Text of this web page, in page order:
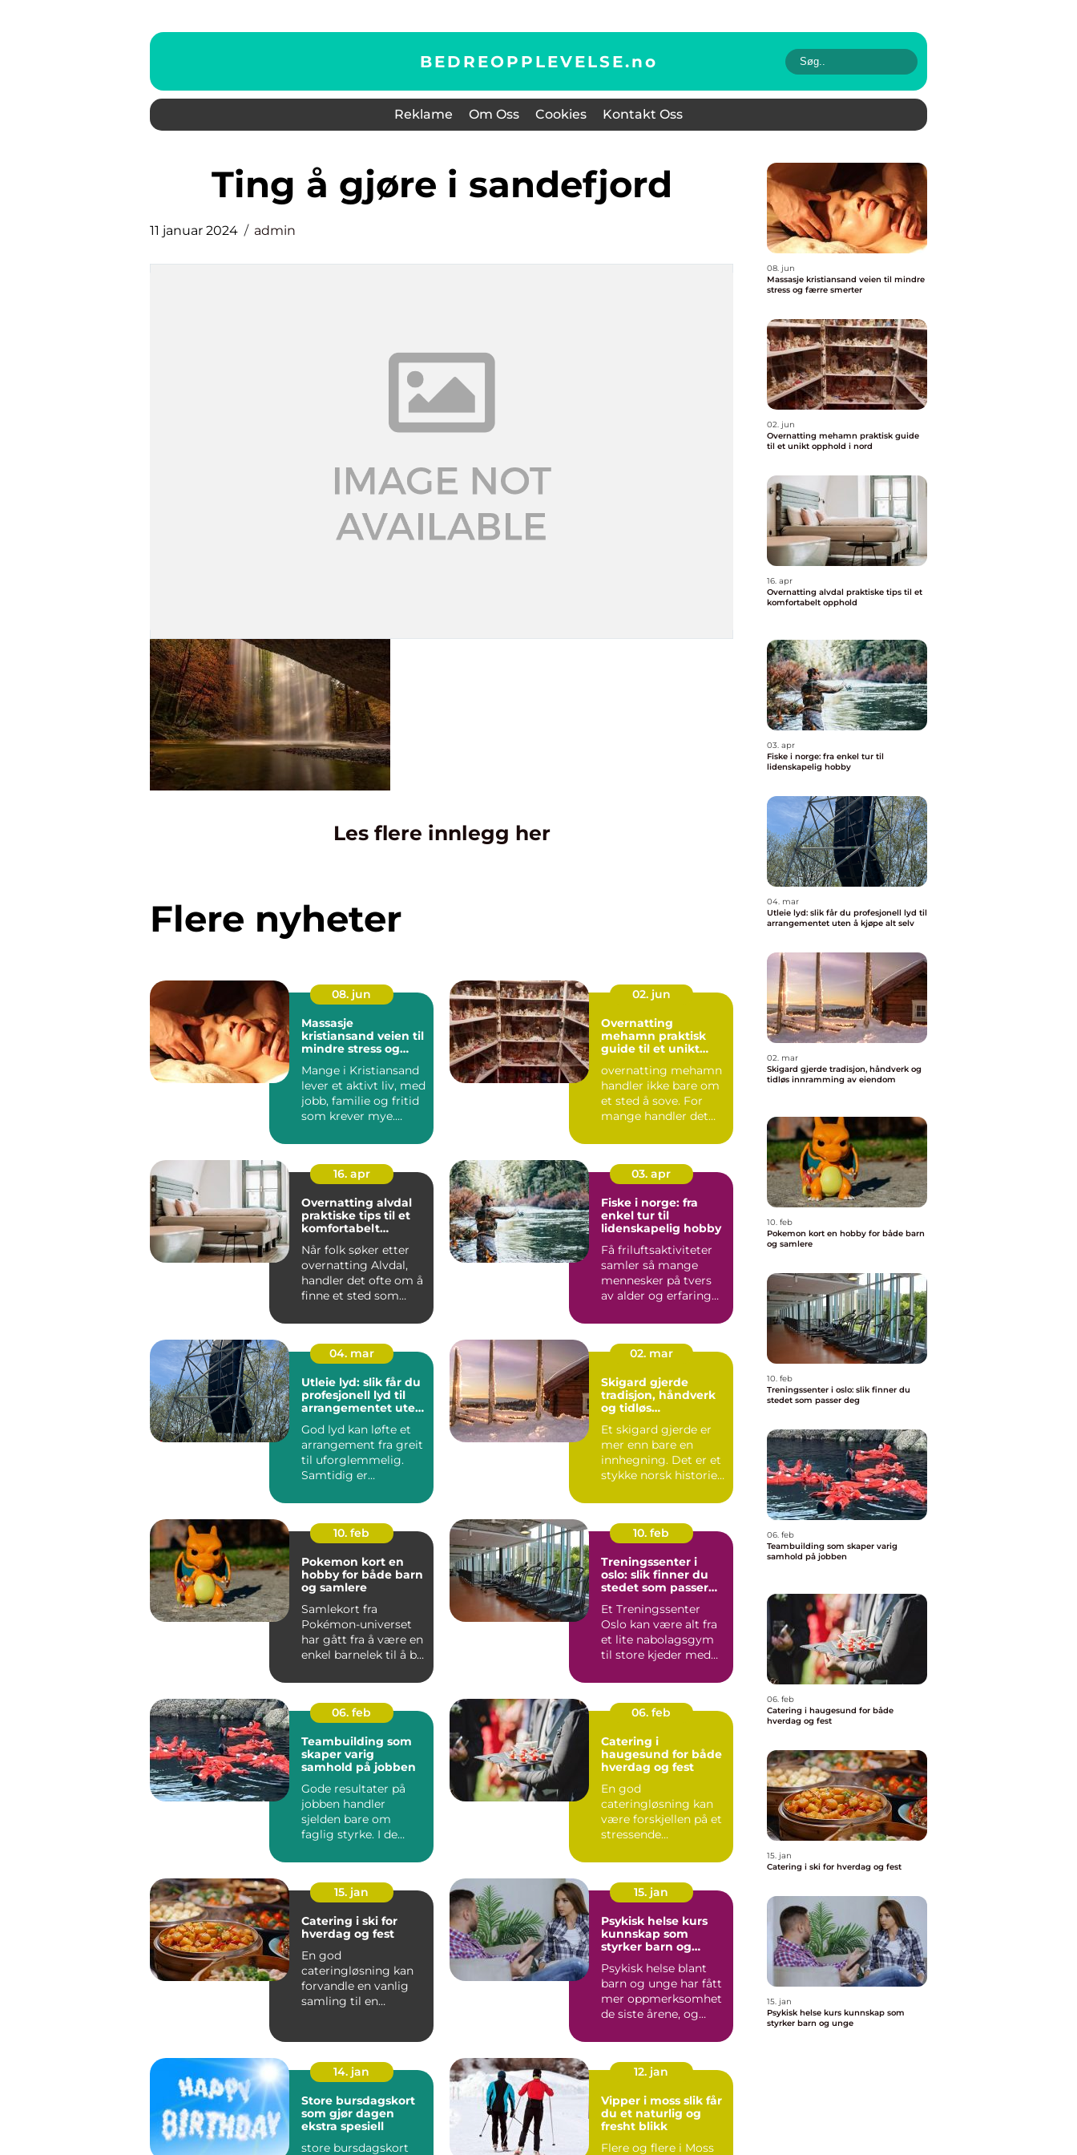
BEDREOPPLEVELSE.no
Reklame Om Oss Cookies Kontakt Oss
ting å gjøre i sandefjord
11 januar 2024 admin
Les flere innlegg her
Flere nyheter
08. jun
Massasje
kristiansand veien til
mindre stress og
Mange i Kristiansand
lever et aktivt liv, med
jobb, familie og fritid
som krever mye.
02. jun
Overnatting
mehamn praktisk
guide til et unikt
overnatting mehamn
handler ikke bare om
et sted å sove. For
mange handler det
s...
16. apr
Overnatting alvdal
praktiske tips til et
komfortabelt
Når folk søker etter
overnatting Alvdal,
handler det ofte om å
finne et sted som
03. apr
Fiske i norge: fra
enkel tur til
lidenskapelig hobby
Få friluftsaktiviteter
samler så mange
mennesker på tvers
av alder og erfaring
star...
04. mar
Utleie lyd: slik får du
profesjonell lyd til
arrangementet uten
God lyd kan løfte et
arrangement fra greit
til uforglemmelig.
Samtidig er
dyr...
02. mar
Skigard gjerde
tradisjon, håndverk
og tidløs
eiendom
Et skigard gjerde er
mer enn bare en
innhegning. Det er et
stykke norsk historie
10. feb
Pokemon kort en
hobby for både barn
og samlere
Samlekort fra
Pokémon-universet
har gått fra å være en
enkel barnelek til å bli
10. feb
Treningssenter i
oslo: slik finner du
stedet som passer
Et Treningssenter
Oslo kan være alt fra
et lite nabolagsgym
til store kjeder med
M...
06. feb
Teambuilding som
skaper varig
samhold på jobben
Gode resultater på
jobben handler
sjelden bare om
faglig styrke. I de
relasjo...
06. feb
Catering i
haugesund for både
hverdag og fest
En god
cateringløsning kan
være forskjellen på et
stressende
rolig, hyggelig opple...
15. jan
Catering i ski for
hverdag og fest
En god
cateringløsning kan
forvandle en vanlig
samling til en
15. jan
Psykisk helse kurs
kunnskap som
styrker barn og
Psykisk helse blant
barn og unge har fått
mer oppmerksomhet
de siste årene, og
...
14. jan
Store bursdagskort
som gjør dagen
ekstra spesiell
store bursdagskort
12. jan
Vipper i moss slik får
du et naturlig og
fresht blikk
Flere og flere i Moss
08. jun
Massasje kristiansand veien til mindre
stress og færre smerter
02. jun
Overnatting mehamn praktisk guide
til et unikt opphold i nord
16. apr
Overnatting alvdal praktiske tips til et
komfortabelt opphold
03. apr
Fiske i norge: fra enkel tur til
lidenskapelig hobby
04. mar
Utleie lyd: slik får du profesjonell lyd til
arrangementet uten å kjøpe alt selv
02. mar
Skigard gjerde tradisjon, håndverk og
tidløs innramming av eiendom
10. feb
Pokemon kort en hobby for både barn
og samlere
10. feb
Treningssenter i oslo: slik finner du
stedet som passer deg
06. feb
Teambuilding som skaper varig
samhold på jobben
06. feb
Catering i haugesund for både
hverdag og fest
15. jan
Catering i ski for hverdag og fest
15. jan
Psykisk helse kurs kunnskap som
styrker barn og unge